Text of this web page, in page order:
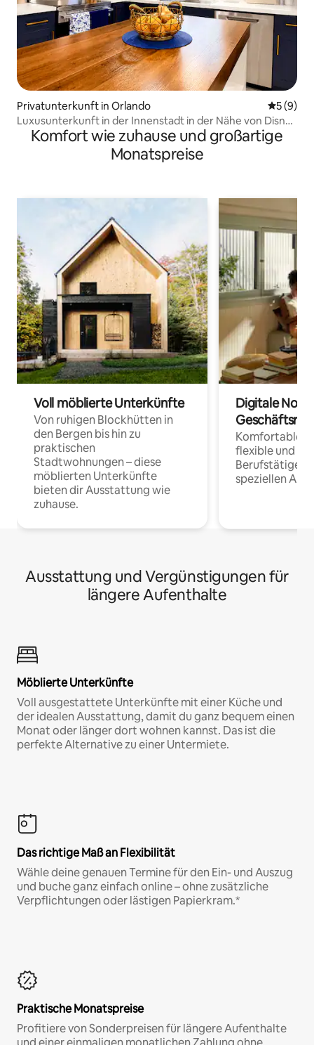
Privatunterkunft in Orlando
5 (9)
Luxusunterkunft in der Innenstadt in der Nähe von Disney
und Universal
Komfort wie zuhause und großartige
Monatspreise
Voll möblierte Unterkünfte
Von ruhigen Blockhütten in
den Bergen bis hin zu
praktischen
Stadtwohnungen – diese
möblierten Unterkünfte
bieten dir Ausstattung wie
zuhause.
Digitale
Komfortable
flexible und
Berufstätige
speziellen
Ausstattung und Vergünstigungen für
längere Aufenthalte
Möblierte Unterkünfte
Voll ausgestattete Unterkünfte mit einer Küche und
der idealen Ausstattung, damit du ganz bequem einen
Monat oder länger dort wohnen kannst. Das ist die
perfekte Alternative zu einer Untermiete.
Das richtige Maß an Flexibilität
Wähle deine genauen Termine für den Ein- und Auszug
und buche ganz einfach online – ohne zusätzliche
Verpflichtungen oder lästigen Papierkram.*
Praktische Monatspreise
Profitiere von Sonderpreisen für längere Aufenthalte